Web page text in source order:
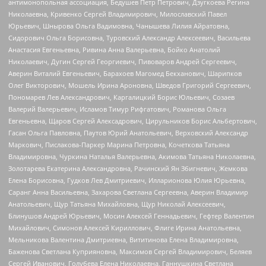
антимонопольная ассоциация, Бедушев Петр Петрович, Дзугкоева Регина
Николаевна, Кривенко Сергей Владимирович, Милославский Павел
Юрьевич, Шнырова Ольга Вадимовна, Чанышева Лилия Айратовна,
Сидорович Ольга Борисовна, Туровский Александр Алексеевич, Васильева
Анастасия Евгеньевна, Ривина Анна Валерьевна, Бойко Анатолий
Николаевич, Дугин Сергей Георгиевич, Пивоваров Андрей Сергеевич,
Аверин Виталий Евгеньевич, Барахоев Магомед Бекханович, Шарипков
Олег Викторович, Мошель Ирина Ароновна, Шведов Григорий Сергеевич,
Пономарев Лев Александрович, Каргалицкий Борис Юльевич, Созаев
Валерий Валерьевич, Исламов Тимур Рифгатович, Романова Ольга
Евгеньевна, Щаров Сергей Алексадрович, Цирульников Борис Альбертович,
Гасан Ольга Павловна, Паутов Юрий Анатольевич, Верховский Александр
Маркович, Пислакова-Паркер Марина Петровна, Кочеткова Татьяна
Владимировна, Чуркина Наталья Валерьевна, Акимова Татьяна Николаевна,
Золотарева Екатерина Александровна, Рачинский Ян Збигневич, Жемкова
Елена Борисовна, Гудков Лев Дмитриевич, Илларионова Юлия Юрьевна,
Саранг Анна Васильевна, Захарова Светлана Сергеевна, Аверин Владимир
Анатольевич, Щур Татьяна Михайловна, Щур Николай Алексеевич,
Блинушов Андрей Юрьевич, Мосин Алексей Геннадьевич, Гефтер Валентин
Михайлович, Симонов Алексей Кириллович, Флиге Ирина Анатольевна,
Мельникова Валентина Дмитриевна, Вититинова Елена Владимировна,
Баженова Светлана Куприяновна, Максимов Сергей Владимирович, Беляев
Сергей Иванович, Голубева Елена Николаевна, Ганнушкина Светлана